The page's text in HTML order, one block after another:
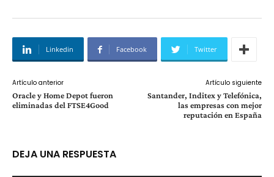
Linkedin Facebook Twitter
Artículo anterior
Oracle y Home Depot fueron
eliminadas del FTSE4Good
Artículo siguiente
Santander, Inditex y Telefónica,
las empresas con mejor
reputación en España
DEJA UNA RESPUESTA